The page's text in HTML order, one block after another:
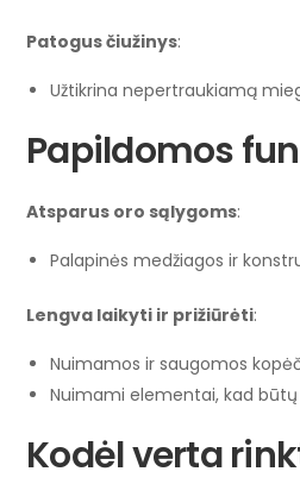
Patogus čiužinys:
Užtikrina nepertraukiamą
Papildomos
Atsparus oro sąlygoms:
Palapinės medžiagos ir
Lengva laikyti ir prižiūrėti:
Nuimamos ir saugomos
Nuimami elementai, kad
Kodėl verta